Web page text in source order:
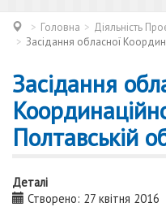
Головна Діяльність
Засідання обласної
Засідання
Полтавській
Деталі
Створено: 27 квітня 2016